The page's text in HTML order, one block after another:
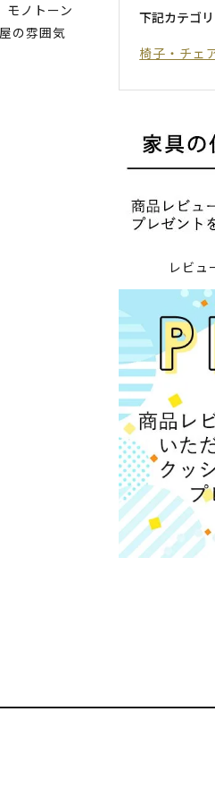
モノトーン
の雰囲気
下記カテゴ
椅子・チェ
レビュ